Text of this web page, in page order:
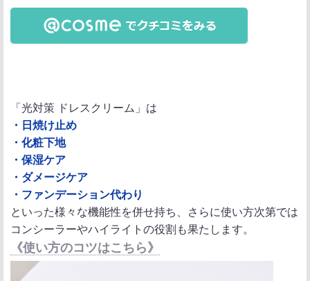
「光対策 ドレスクリーム」は
・日焼け止め
・化粧下地
・保湿ケア
・ダメージケア
・ファンデーション代わり
といった様々な機能性を併せ持ち、さらに使い方次第では
コンシーラーやハイライトの役割も果たします。
《使い方のコツはこちら》